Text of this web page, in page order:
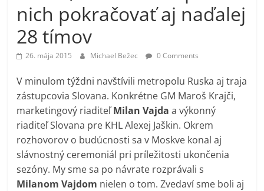
nich pokračovať aj naďalej
28 tímov
26. mája 2015 Michael Bežec 0 Comments
V minulom týždni navštívili metropolu Ruska aj traja
zástupcovia Slovana. Konkrétne GM Maroš Krajči,
marketingový riaditeľMilan Vajda a výkonný
riaditeľ Slovana pre KHL Alexej Jaškin. Okrem
rozhovorov o budúcnosti sa v Moskve konal aj
slávnostný ceremoniál pri príležitosti ukončenia
sezóny. My sme sa po návrate rozprávali s
Milanom Vajdom nielen o tom. Zvedaví sme boli aj